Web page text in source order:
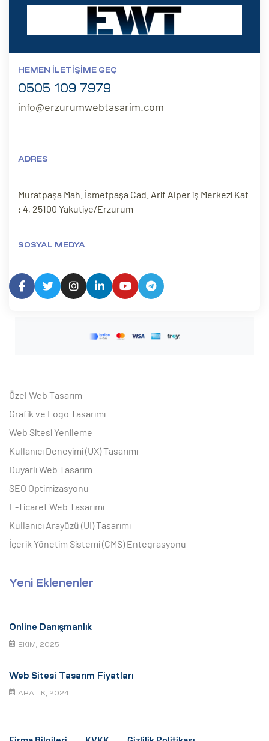
HEMEN İLETIŞIME GEÇ
0505 109 7979
info@erzurumwebtasarim.com
ADRES
Muratpaşa Mah. İsmetpaşa Cad. Arif Alper iş Merkezi Kat
: 4, 25100 Yakutiye/Erzurum
SOSYAL MEDYA
Özel Web Tasarım
Grafik ve Logo Tasarımı
Web Sitesi Yenileme
Kullanıcı Deneyimi (UX) Tasarımı
Duyarlı Web Tasarım
SEO Optimizasyonu
E-Ticaret Web Tasarımı
Kullanıcı Arayüzü (UI) Tasarımı
İçerik Yönetim Sistemi (CMS) Entegrasyonu
Yeni Eklenenler
Online Danışmanlık
EKIM, 2025
Web Sitesi Tasarım Fiyatları
ARALIK, 2024